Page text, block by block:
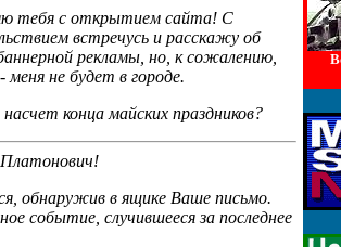
тебя с открытием сайта! С
встречусь и расскажу об
рекламы, но, к сожалению,
меня не будет в городе.
конца майских праздников?
обнаружив в ящике Ваше письмо.
событие, случившееся за последнее